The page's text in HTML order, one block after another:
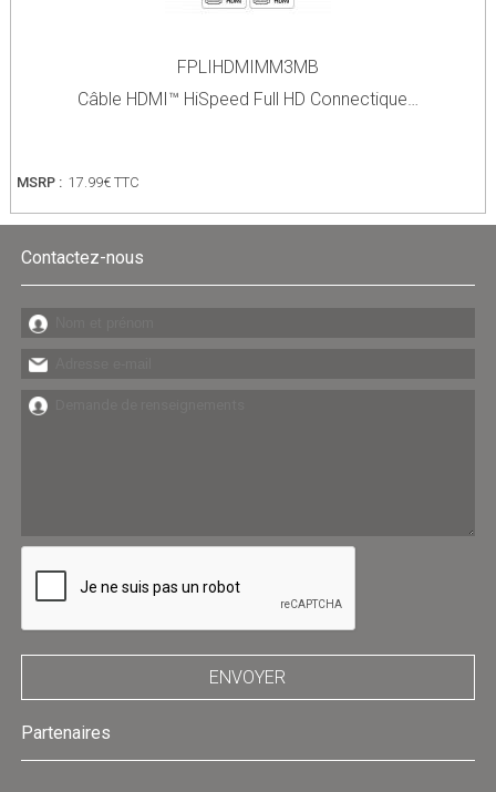
FPLIHDMIMM3MB
Câble HDMI™ HiSpeed Full HD Connectique…
MSRP : 17.99€ TTC
Contactez-nous
ENVOYER
Partenaires